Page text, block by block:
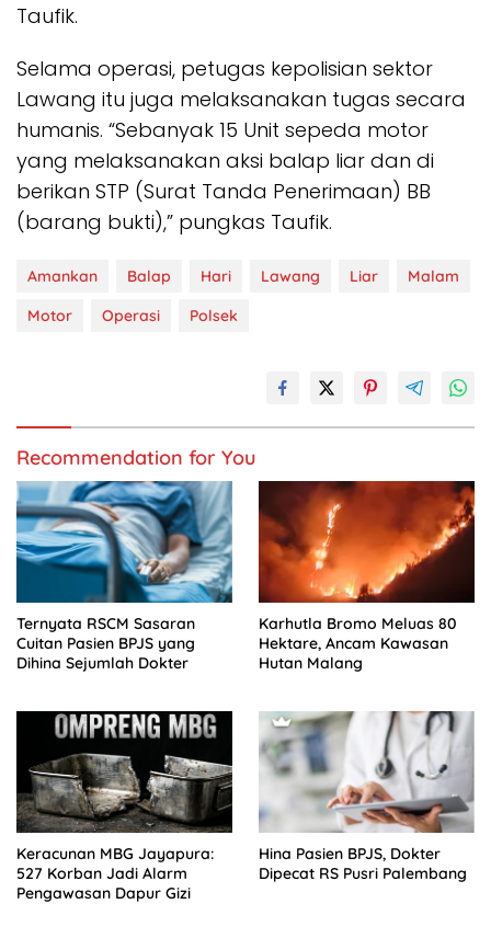
Taufik.
Selama operasi, petugas kepolisian sektor
Lawang itu juga melaksanakan tugas secara
humanis. “Sebanyak 15 Unit sepeda motor
yang melaksanakan aksi balap liar dan di
berikan STP (Surat Tanda Penerimaan) BB
(barang bukti),” pungkas Taufik.
Amankan Balap Hari Lawang Liar
Malam
Motor
Operasi Polsek
Recommendation for You
Ternyata RSCM Sasaran
Cuitan Pasien BPJS yang
Dihina Sejumlah Dokter
Karhutla Bromo Meluas 80
Hektare, Ancam Kawasan
Hutan Malang
Keracunan MBG Jayapura:
527 Korban Jadi Alarm
Pengawasan Dapur Gizi
Hina Pasien BPJS, Dokter
Dipecat RS Pusri Palembang